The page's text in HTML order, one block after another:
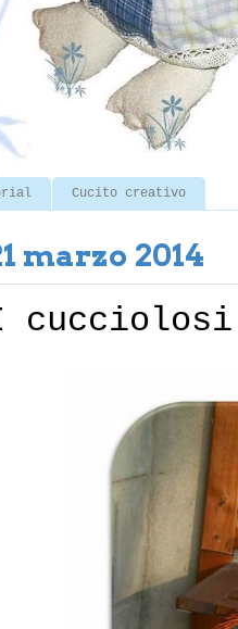
Cucito creativo
marzo 2014